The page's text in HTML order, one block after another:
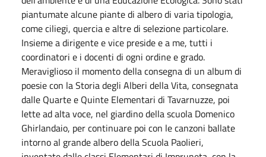
piantumate alcune piante di albero di varia tipologia,
come ciliegi, quercia e altre di selezione particolare.
Insieme a dirigente e vice preside e a me, tutti i
coordinatori e i docenti di ogni ordine e grado.
Meraviglioso il momento della consegna di un album di
poesie con la Storia degli Alberi della Vita, consegnata
dalle Quarte e Quinte Elementari di Tavarnuzze, poi
lette ad alta voce, nel giardino della scuola Domenico
Ghirlandaio, per continuare poi con le canzoni ballate
intorno al grande albero della Scuola Paolieri,